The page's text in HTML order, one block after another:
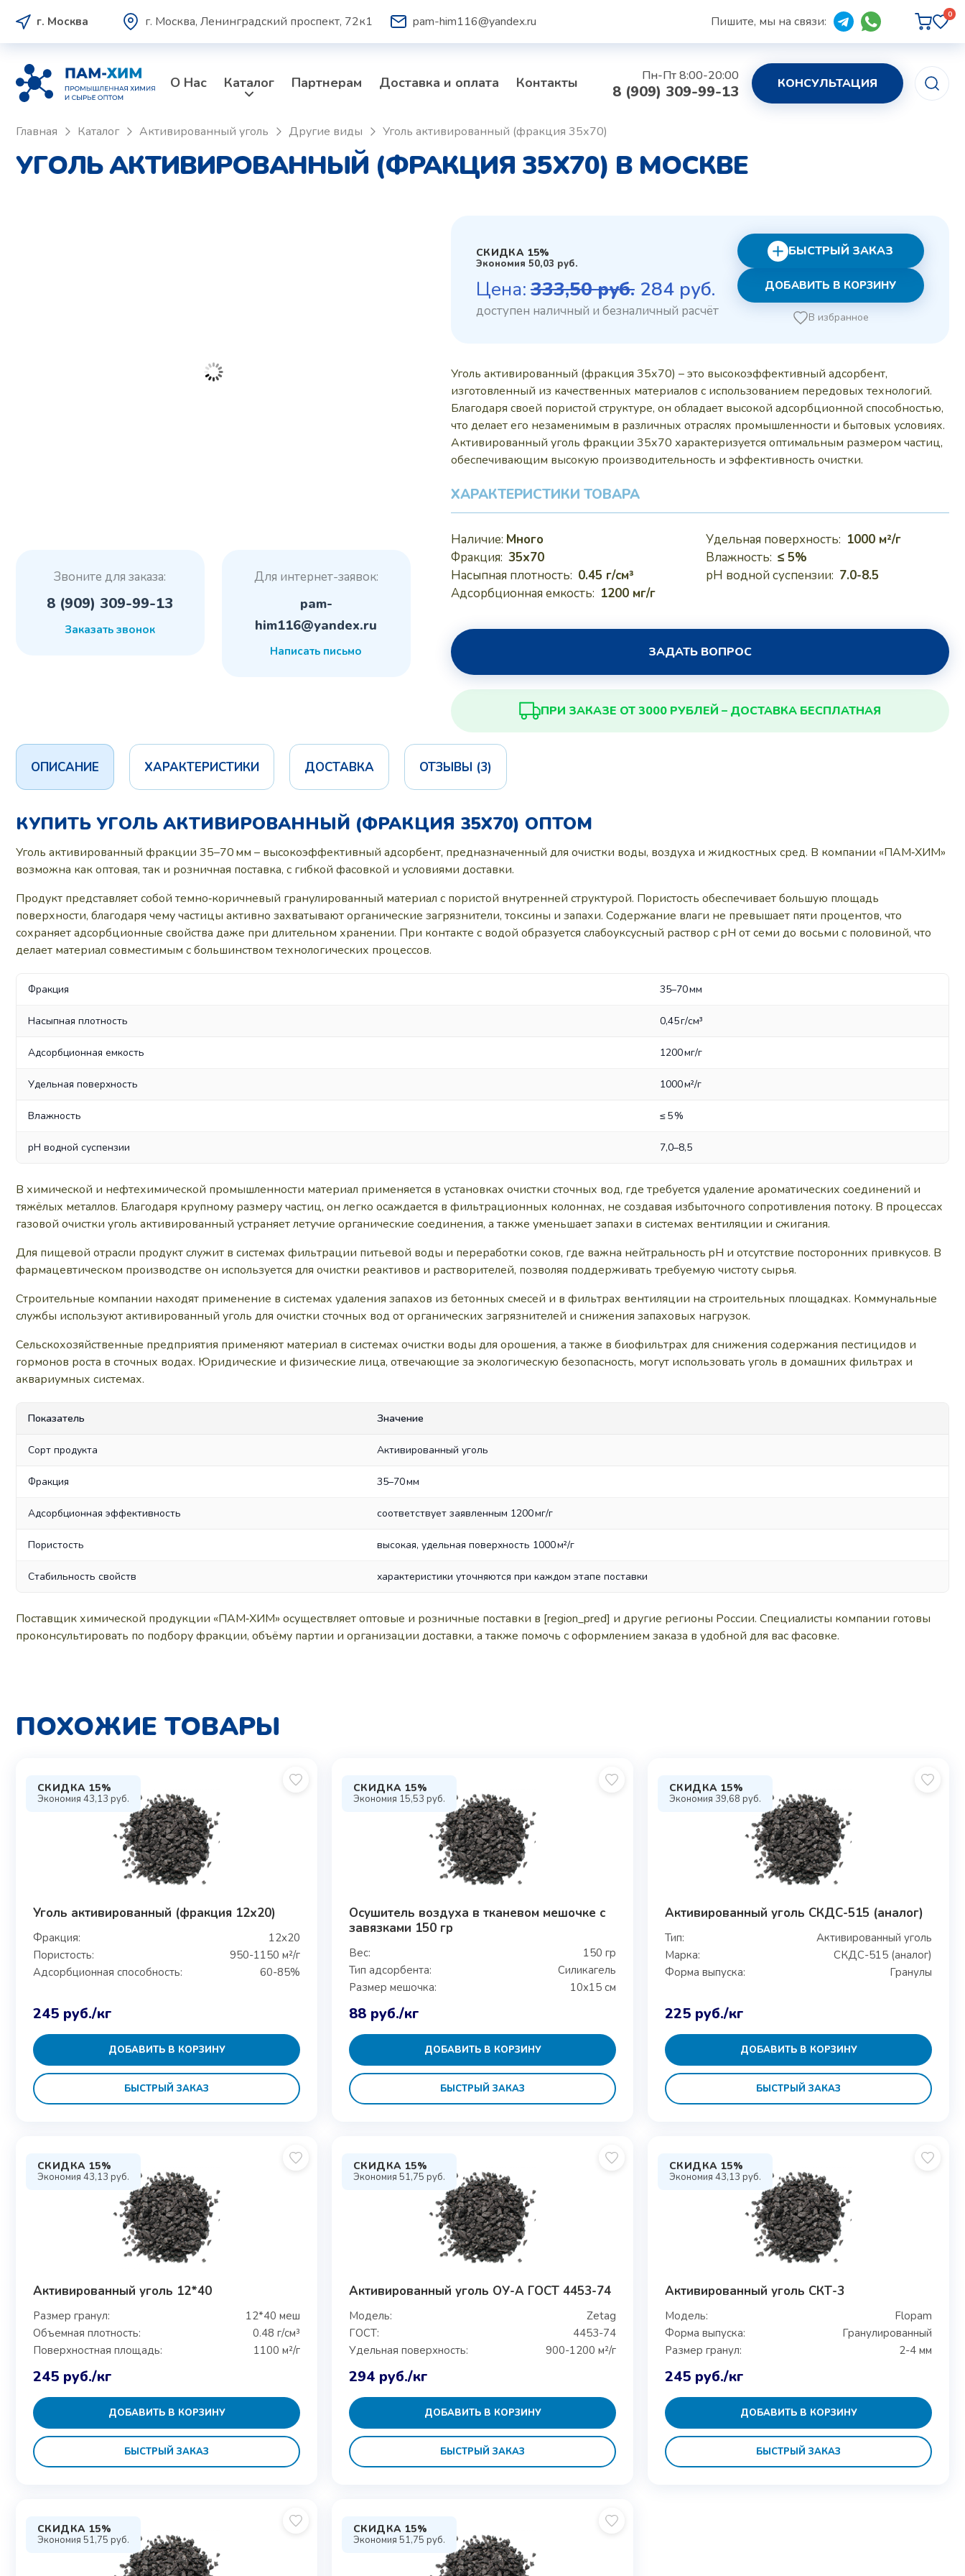
г. Москва г. Москва, Ленинградский проспект, 72к1 pam-him116@yandex.ru Пишите, мы на связи: 0
О Нас Каталог Партнерам Доставка и оплата Контакты Пн-Пт 8:00-20:00
8 (909) 309-99-13 КОНСУЛЬТАЦИЯ
Главная Каталог Активированный уголь Другие виды Уголь активированный (фракция 35х70)
УГОЛЬ АКТИВИРОВАННЫЙ (ФРАКЦИЯ 35Х70) В МОСКВЕ
Звоните для заказа:
8 (909) 309-99-13
Заказать звонок
Для интернет-заявок:
pam-
him116@yandex.ru
Написать письмо
СКИДКА 15%
Экономия 50,03 руб.
Цена: 333,50руб. Первоначальная
цена
333,50 руб..
284 руб.Текущая
цена:
ДОБАВИТЬ В КОРЗИНУ
БЫСТРЫЙ ЗАКАЗ
В избранное
Уголь активированный (фракция 35х70) – это высокоэффективный адсорбент,
изготовленный из качественных материалов с использованием передовых технологий.
Благодаря своей пористой структуре, он обладает высокой адсорбционной способностью,
что делает его незаменимым в различных отраслях промышленности и бытовых условиях.
Активированный уголь фракции 35х70 характеризуется оптимальным размером частиц,
обеспечивающим высокую производительность и эффективность очистки.
ХАРАКТЕРИСТИКИ ТОВАРА
Наличие: Много
Фракция: 35х70
Насыпная плотность: 0.45 г/см³
Адсорбционная емкость: 1200 мг/г
Удельная поверхность: 1000 м²/г
Влажность:≤ 5%
pH водной суспензии: 7.0-8.5
ЗАДАТЬ ВОПРОС
ПРИ ЗАКАЗЕ ОТ 3000 РУБЛЕЙ – ДОСТАВКА БЕСПЛАТНАЯ
ОПИСАНИЕ ХАРАКТЕРИСТИКИ ДОСТАВКА ОТЗЫВЫ (3)
КУПИТЬ УГОЛЬ АКТИВИРОВАННЫЙ (ФРАКЦИЯ 35Х70) ОПТОМ
Уголь активированный фракции 35–70 мм – высокоэффективный адсорбент, предназначенный для очистки воды, воздуха и жидкостных сред. В компании «ПАМ‑ХИМ»
возможна как оптовая, так и розничная поставка, с гибкой фасовкой и условиями доставки.
Продукт представляет собой темно‑коричневый гранулированный материал с пористой внутренней структурой. Пористость обеспечивает большую площадь
поверхности, благодаря чему частицы активно захватывают органические загрязнители, токсины и запахи. Содержание влаги не превышает пяти процентов, что
сохраняет адсорбционные свойства даже при длительном хранении. При контакте с водой образуется слабоуксусный раствор с pH от семи до восьми с половиной, что
делает материал совместимым с большинством технологических процессов.
Фракция 35–70 мм
Насыпная плотность 0,45 г/см³
Адсорбционная емкость 1200 мг/г
Удельная поверхность 1000 м²/г
Влажность ≤ 5 %
pH водной суспензии 7,0–8,5
В химической и нефтехимической промышленности материал применяется в установках очистки сточных вод, где требуется удаление ароматических соединений и
тяжёлых металлов. Благодаря крупному размеру частиц, он легко осаждается в фильтрационных колоннах, не создавая избыточного сопротивления потоку. В процессах
газовой очистки уголь активированный устраняет летучие органические соединения, а также уменьшает запахи в системах вентиляции и сжигания.
Для пищевой отрасли продукт служит в системах фильтрации питьевой воды и переработки соков, где важна нейтральность pH и отсутствие посторонних привкусов. В
фармацевтическом производстве он используется для очистки реактивов и растворителей, позволяя поддерживать требуемую чистоту сырья.
Строительные компании находят применение в системах удаления запахов из бетонных смесей и в фильтрах вентиляции на строительных площадках. Коммунальные
службы используют активированный уголь для очистки сточных вод от органических загрязнителей и снижения запаховых нагрузок.
Сельскохозяйственные предприятия применяют материал в системах очистки воды для орошения, а также в биофильтрах для снижения содержания пестицидов и
гормонов роста в сточных водах. Юридические и физические лица, отвечающие за экологическую безопасность, могут использовать уголь в домашних фильтрах и
аквариумных системах.
Показатель Значение
Сорт продукта Активированный уголь
Фракция 35–70 мм
Адсорбционная эффективность соответствует заявленным 1200 мг/г
Пористость высокая, удельная поверхность 1000 м²/г
Стабильность свойств характеристики уточняются при каждом этапе поставки
Поставщик химической продукции «ПАМ‑ХИМ» осуществляет оптовые и розничные поставки в [region_pred] и другие регионы России. Специалисты компании готовы
проконсультировать по подбору фракции, объёму партии и организации доставки, а также помочь с оформлением заказа в удобной для вас фасовке.
ПОХОЖИЕ ТОВАРЫ
СКИДКА 15%
Экономия 43,13 руб.
Уголь активированный (фракция 12х20)
Фракция:
12х20
Пористость:
950-1150 м²/г
Адсорбционная способность:
60-85%
245 руб./кг
ДОБАВИТЬ В КОРЗИНУ
БЫСТРЫЙ ЗАКАЗ
СКИДКА 15%
Экономия 15,53 руб.
Осушитель воздуха в тканевом мешочке с
завязками 150 гр
Вес:
150 гр
Тип адсорбента:
Силикагель
Размер мешочка:
10x15 см
88 руб./кг
ДОБАВИТЬ В КОРЗИНУ
БЫСТРЫЙ ЗАКАЗ
СКИДКА 15%
Экономия 39,68 руб.
Активированный уголь СКДС-515 (аналог)
Тип:
Активированный уголь
Марка:
СКДС-515 (аналог)
Форма выпуска:
Гранулы
225 руб./кг
ДОБАВИТЬ В КОРЗИНУ
БЫСТРЫЙ ЗАКАЗ
СКИДКА 15%
Экономия 43,13 руб.
Активированный уголь 12*40
Размер гранул:
12*40 меш
Объемная плотность:
0.48 г/см³
Поверхностная площадь:
1100 м²/г
245 руб./кг
ДОБАВИТЬ В КОРЗИНУ
БЫСТРЫЙ ЗАКАЗ
СКИДКА 15%
Экономия 51,75 руб.
Активированный уголь ОУ-А ГОСТ 4453-74
Модель:
Zetag
ГОСТ:
4453-74
Удельная поверхность:
900-1200 м²/г
294 руб./кг
ДОБАВИТЬ В КОРЗИНУ
БЫСТРЫЙ ЗАКАЗ
СКИДКА 15%
Экономия 43,13 руб.
Активированный уголь СКТ-3
Модель:
Flopam
Форма выпуска:
Гранулированный
Размер гранул:
2-4 мм
245 руб./кг
ДОБАВИТЬ В КОРЗИНУ
БЫСТРЫЙ ЗАКАЗ
СКИДКА 15%
Экономия 51,75 руб.
СКИДКА 15%
Экономия 51,75 руб.